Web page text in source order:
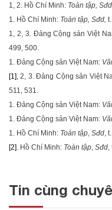
1, 2. Hồ Chí Minh: Toàn tập, Sđd
1. Hồ Chí Minh: Toàn tập, Sđd,
1, 2, 3. Đảng Cộng sản Việt
499, 500.
1. Đảng Cộng sản Việt Nam:
[1], 2, 3. Đảng Cộng sản Việt
511, 531.
1. Đảng Cộng sản Việt Nam:
1. Đảng Cộng sản Việt Nam:
1. Hồ Chí Minh: Toàn tập, Sđd,
[2]. Hồ Chí Minh: Toàn tập, Sđd,
Tin cùng